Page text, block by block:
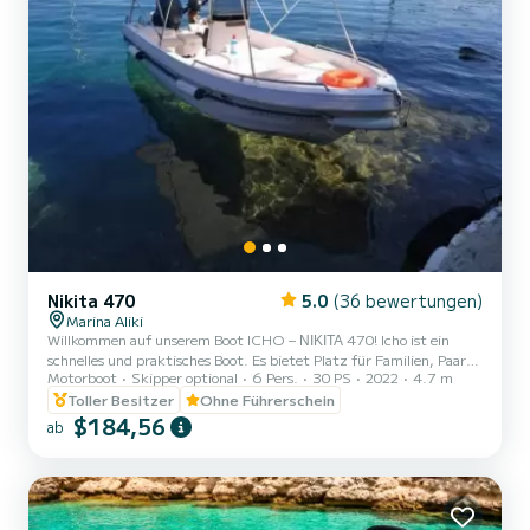
Nikita 470 5.0 (36 bewertungen)
Marina Aliki
Willkommen auf unserem Boot ICHO – ΝΙΚΙΤΑ 470! Icho ist ein
schnelles und praktisches Boot. Es bietet Platz für Familien, Paare
und Freunde. Sie haben die Möglichkeit, alle schönen und
versteckten Strände rund um Paros zu sehen. Wir freuen uns, Sie
auf unserem Boot begrüßen zu dürfen!
Motorboot Skipper optional 6 Pers. 30 PS 2022
4.7 m
Toller Besitzer
Ohne Führerschein
ab $184,56